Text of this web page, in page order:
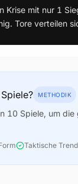
Krise mit nur 1
Tore verteilen
METHODIK
10 Spiele, um
Taktische